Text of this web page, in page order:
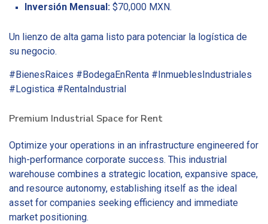
Inversión Mensual: $70,000 MXN.
Un lienzo de alta gama listo para potenciar la logística de
su negocio.
#BienesRaices #BodegaEnRenta #InmueblesIndustriales
#Logistica #RentaIndustrial
Premium Industrial Space for Rent
Optimize your operations in an infrastructure engineered for
high-performance corporate success. This industrial
warehouse combines a strategic location, expansive space,
and resource autonomy, establishing itself as the ideal
asset for companies seeking efficiency and immediate
market positioning.